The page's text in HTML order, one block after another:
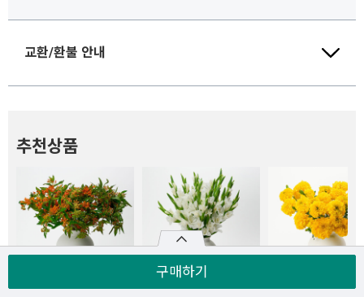
구매하기
교환/환불 안내
추천상품